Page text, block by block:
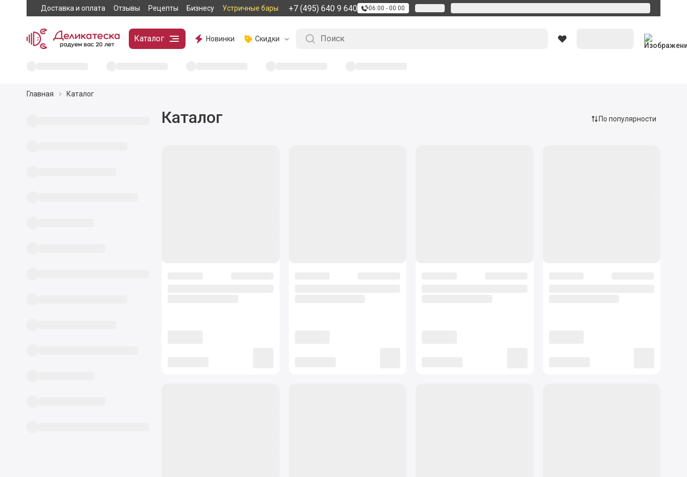
Доставка и оплата Отзывы Рецепты Бизнесу Устричные бары +7 (495) 640 9 640 06:00 - 00:00
Каталог Новинки Скидки
Главная Каталог
Каталог По популярности